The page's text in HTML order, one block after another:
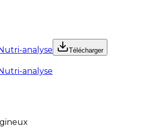
analyse
Télécharger
analyse